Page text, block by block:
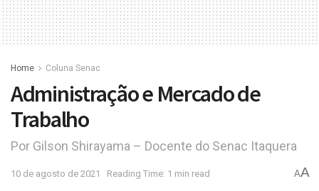
Home Coluna Senac
Administração e Mercado de
Trabalho
Por Gilson Shirayama – Docente do Senac Itaquera
10 de agosto de 2021 Reading Time: 1 min read AA